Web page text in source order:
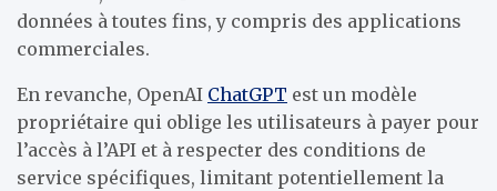
données à toutes fins, y compris des applications
commerciales.
En revanche, OpenAI ChatGPT est un modèle
propriétaire qui oblige les utilisateurs à payer pour
l’accès à l’API et à respecter des conditions de
service spécifiques, limitant potentiellement la